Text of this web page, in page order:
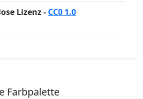
Lizenz - CC0 1.0
Farbpalette